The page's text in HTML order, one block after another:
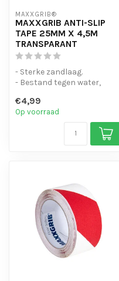
MAXXGRIB®
MAXXGRIB ANTI-SLIP
TAPE 25MM X 4,5M
TRANSPARANT
- Sterke zandlaag.
- Bestand tegen water,
- Is eenvo...
€4,99
Op voorraad